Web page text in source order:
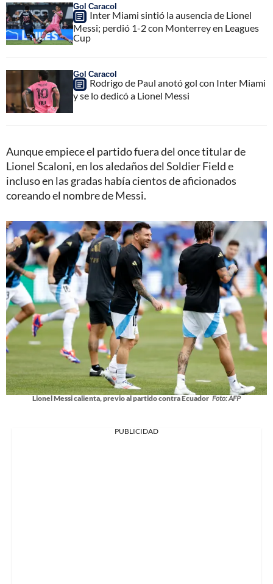
Gol Caracol
Inter Miami sintió la ausencia de Lionel
Messi; perdió 1-2 con Monterrey en Leagues
Cup
Gol Caracol
Rodrigo de Paul anotó gol con Inter Miami
y se lo dedicó a Lionel Messi
Aunque empiece el partido fuera del once titular de
Lionel Scaloni, en los aledaños del Soldier Field e
incluso en las gradas había cientos de aficionados
coreando el nombre de Messi.
Lionel Messi calienta, previo al partido contra Ecuador Foto: AFP
PUBLICIDAD